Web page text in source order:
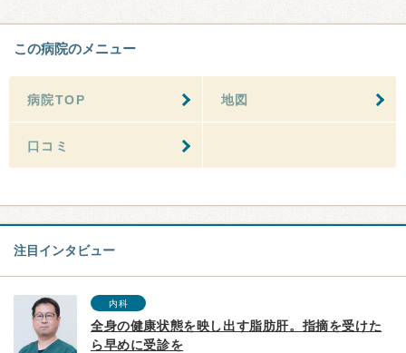
この病院のメニュー
病院TOP 地図
口コミ
注目インタビュー
内科
全身の健康状態を映し出す脂肪肝。指摘を受けた
ら早めに受診を